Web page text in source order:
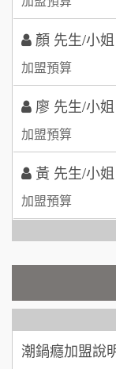
9 SHARE
TEA TOP
廖 先生/小姐
加盟預算
黃 先生/小姐
加盟預算
林 先生/小姐
加盟預算
吳 先生/小姐
加盟預算
周 先生/小姐
加盟預算
MUSHEN徵
日十。早午食
拾鑶火鍋加盟
全家加盟說明
台灣G湯加盟說
NU PASTA義
潮鍋癮加盟說
蓁伙烤倆吃加
藍象廷泰式火
日十。早午食
上宇林加盟說